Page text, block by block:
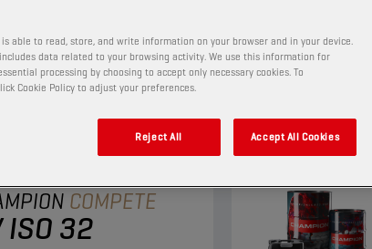
HYDRAULISCHE OLIËN
COMPETE
ISO 32
able to read, store, and write information on your browser and in your device.
data related to your browsing activity. We use this information for
processing by choosing to accept only necessary cookies. To
Cookie Policy to adjust your preferences.
Reject All Accept All Cookies